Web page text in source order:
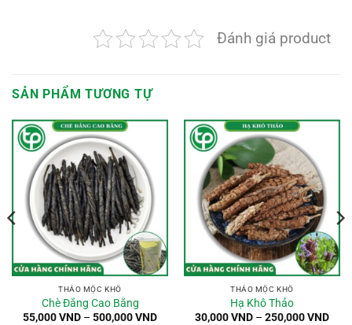
Đánh giá product
SẢN PHẨM TƯƠNG TỰ
THẢO MỘC KHÔ
Chè Đắng Cao Bằng
55,000VND – 500,000VNDKhoảng
THẢO MỘC KHÔ
Hạ Khô Thảo
30,000VND – 250,000VND